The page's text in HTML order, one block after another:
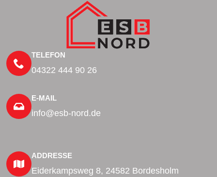
TELEFON
04322 444 90 26
E-MAIL
info@esb-nord.de
ADDRESSE
Eiderkampsweg 8, 24582 Bordesholm